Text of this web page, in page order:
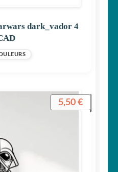
dark_vador 4
5,50 €